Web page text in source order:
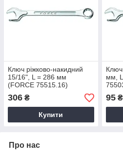
Ключ ріжково-накидний
15/16", L = 286 мм
(FORCE 75515.16)
306 ₴
Купити
Ключ
мм,
95₴
Про нас